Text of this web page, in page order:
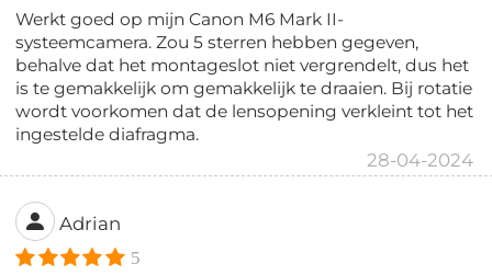
Werkt goed op mijn Canon M6 Mark II-
systeemcamera. Zou 5 sterren hebben gegeven,
behalve dat het montageslot niet vergrendelt, dus het
is te gemakkelijk om gemakkelijk te draaien. Bij rotatie
wordt voorkomen dat de lensopening verkleint tot het
ingestelde diafragma.
28-04-2024
Adrian
5